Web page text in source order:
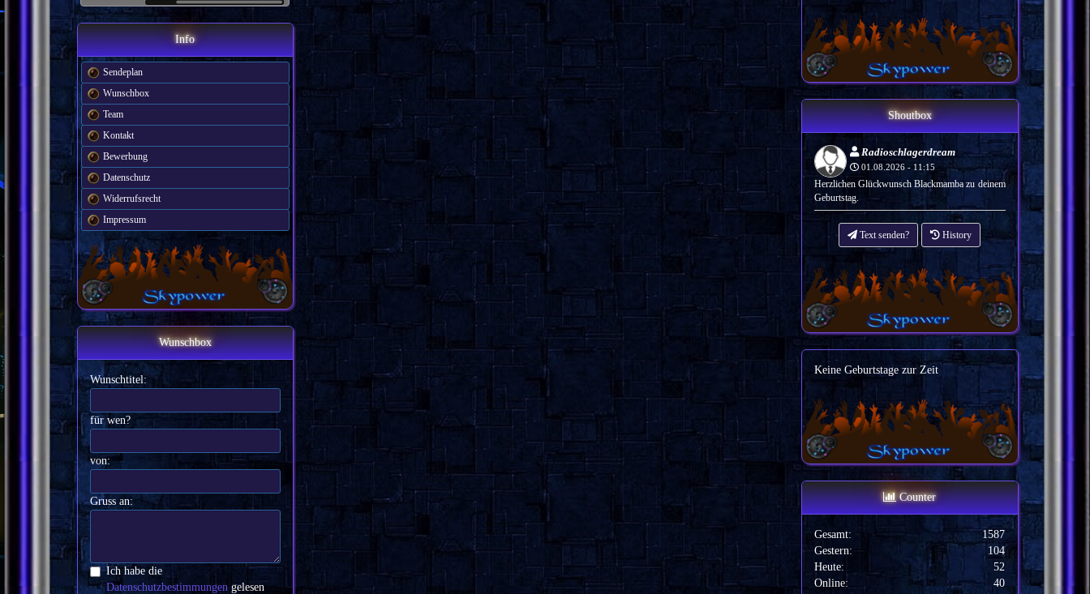
Info
Sendeplan
Wunschbox
Team
Kontakt
Bewerbung
Datenschutz
Widerrufsrecht
Impressum
Wunschbox
Wunschtitel:
für wen?
von:
Gruss an:
Ich habe die
Datenschutzbestimmungen gelesen
Shoutbox
Radioschlagerdream
01.08.2026 - 11:15
Herzlichen Glückwunsch Blackmamba zu deinem
Geburtstag.
Text senden? History
Keine Geburtstage zur Zeit
Counter
Gesamt:
1587
Gestern:
104
Heute:
52
Online:
40